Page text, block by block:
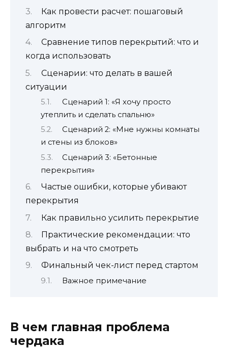
Как провести расчет: пошаговый
алгоритм
Сравнение типов перекрытий: что и
когда использовать
Сценарии: что делать в вашей
ситуации
Сценарий 1: «Я хочу просто
утеплить и сделать спальню»
Сценарий 2: «Мне нужны комнаты
и стены из блоков»
Сценарий 3: «Бетонные
перекрытия»
Частые ошибки, которые убивают
перекрытия
Как правильно усилить перекрытие
Практические рекомендации: что
выбрать и на что смотреть
Финальный чек-лист перед стартом
Важное примечание
В чем главная проблема
чердака